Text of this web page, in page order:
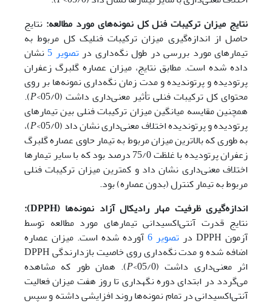
نتایج میزان ترکیبات فنل کل نمونه‌های مورد مطالعه: نتایج
حاصل از اندازه‌گیری میزان ترکیبات فنلیک کل مربوط به
تیمارهای مورد بررسی در طول نگه‌داری درتصویر 5
نشان
داده شده است. مطابق نتایج، میزان عصاره گلبرگ زعفران
پرتو‌دیده و پرتو‌ندیده و مدت زمان نگه‌داری نمونه‌ها بر روی
محتوای کل ترکیبات فنلی تأثیر معنی‌داری داشت (05/0>
P
).
همچنین مقایسه میانگین میزان ترکیبات فنلی بین تیمارهای
پرتودیده و پرتوندیده اختلاف معنی‌داری نشان داد (05/0>
P)،
به طوری که بالاترین میزان مربوط به تیمار حاوی عصاره گلبرگ
زعفران پرتودیده با غلظت 75/0 درصد بود که با سایر تیمارها
اختلاف معنی‌داری نشان داد و کمترین میزان ترکیبات فنلی
مربوط به تیمار کنترل (بدون عصاره) بود.
اندازه‌گیری ظرفیت مهار رادیکال آزاد نمونه‌ها (DPPH
):
نتایج قدرت آنتی‌اکسیدانی تیمارهای مورد مطالعه توسط
آزمون DPPH در
تصویر 6
آورده شده است. میزان عصاره
اضافه شده و مدت نگه‌داری روی خاصیت بازدارندگی DPPH
اثر معنی‌داری داشت (05/0>
P). همان طور که مشاهده
می‌گردد در ابتدای دوره نگهداری تا روز هفت میزان فعالیت
آنتی‌اکسیدانی در تمام نمونه‌ها روند افزایشی داشته و سپس